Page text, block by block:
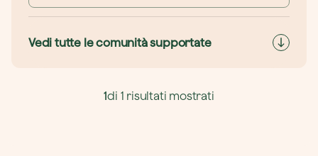
Vedi tutte le comunità supportate
1di 1 risultati mostrati